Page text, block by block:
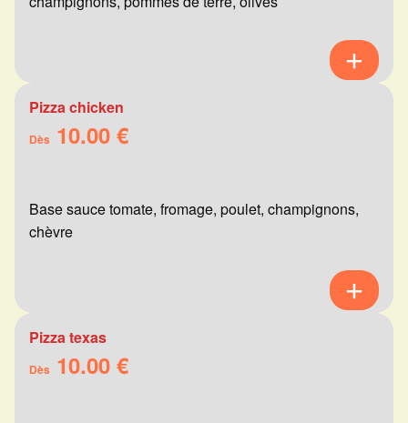
Pizza chicken
Dès 10.00 €
Base sauce tomate, fromage, poulet, champignons,
chèvre
Pizza texas
Dès 10.00 €